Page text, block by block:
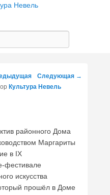
"Культура и досуг"
Следующая →
Культура Невель
районного Дома
Маргариты
в IX
фестивале
искусства
прошёл в Доме